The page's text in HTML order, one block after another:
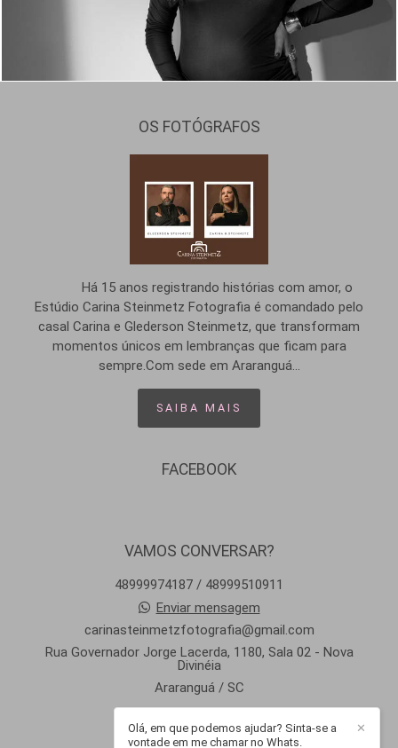
OS FOTÓGRAFOS
Há 15 anos registrando histórias com amor, o
Estúdio Carina Steinmetz Fotografia é comandado pelo
casal Carina e Glederson Steinmetz, que transformam
momentos únicos em lembranças que ficam para
sempre.Com sede em Araranguá...
SAIBA MAIS
FACEBOOK
VAMOS CONVERSAR?
48999974187 / 48999510911
Enviar mensagem
carinasteinmetzfotografia@gmail.com
Rua Governador Jorge Lacerda, 1180, Sala 02 - Nova
Divinéia
Araranguá / SC
✕
Olá, em que podemos ajudar? Sinta-se a
vontade em me chamar no Whats.